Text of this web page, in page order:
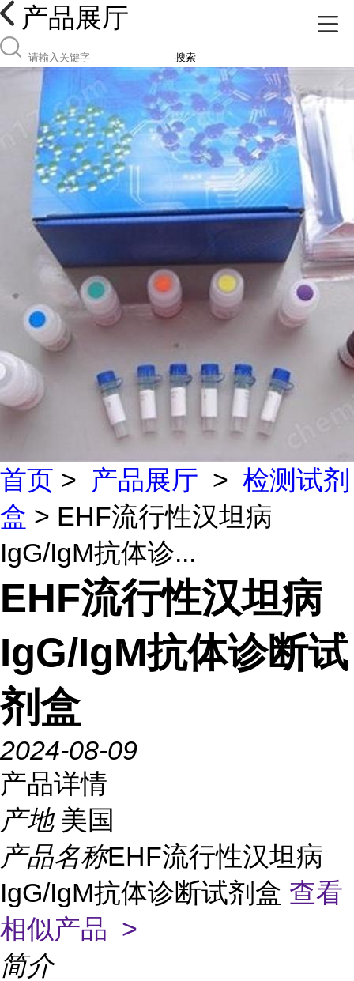
产品展厅
搜索
首页 > 产品展厅 > 检测试剂
盒 > EHF流行性汉坦病
IgG/IgM抗体诊...
EHF流行性汉坦病
IgG/IgM抗体诊断试
剂盒
2024-08-09
产品详情
产地 美国
产品名称EHF流行性汉坦病
IgG/IgM抗体诊断试剂盒 查看
相似产品 >
简介